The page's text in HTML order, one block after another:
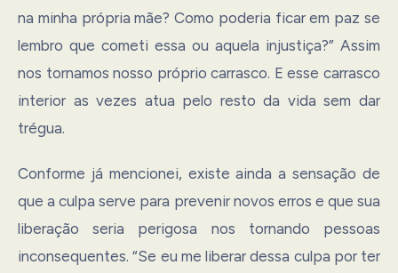
na minha própria mãe? Como poderia ficar em paz se
lembro que cometi essa ou aquela injustiça?” Assim
nos tornamos nosso próprio carrasco. E esse carrasco
interior as vezes atua pelo resto da vida sem dar
trégua.
Conforme já mencionei, existe ainda a sensação de
que a culpa serve para prevenir novos erros e que sua
liberação seria perigosa nos tornando pessoas
inconsequentes. “Se eu me liberar dessa culpa por ter